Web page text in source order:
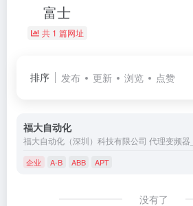
富士
共 1 篇网址
排序 发布 更新 浏览 点赞
福大自动化
企业 A-B ABB APT
没有了